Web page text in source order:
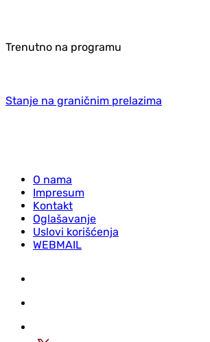
Trenutno na programu
Stanje na graničnim prelazima
O nama
Impresum
Kontakt
Oglašavanje
Uslovi korišćenja
WEBMAIL